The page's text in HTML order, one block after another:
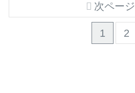
1 2
次ページ